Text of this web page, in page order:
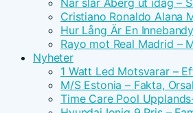
När slår Åberg ut idag –
Cristiano Ronaldo Alana
Hur Lång Är En
Rayo mot Real Madrid –
Nyheter
1 Watt Led Motsvarar –
M/S Estonia – Fakta,
Time Care Pool